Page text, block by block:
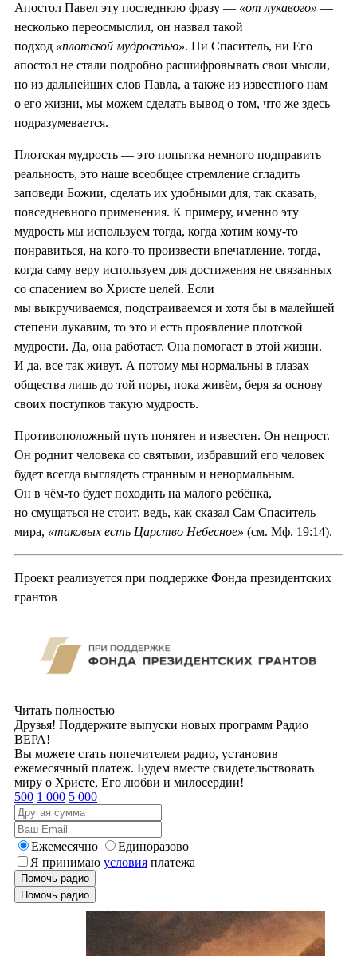
Апостол Павел эту последнюю фразу — «от лукавого» —
несколько переосмыслил, он назвал такой
подход «плотской мудростью». Ни Спаситель, ни Его
апостол не стали подробно расшифровывать свои мысли,
но из дальнейших слов Павла, а также из известного нам
о его жизни, мы можем сделать вывод о том, что же здесь
подразумевается.
Плотская мудрость — это попытка немного подправить
реальность, это наше всеобщее стремление сгладить
заповеди Божии, сделать их удобными для, так сказать,
повседневного применения. К примеру, именно эту
мудрость мы используем тогда, когда хотим кому-то
понравиться, на кого-то произвести впечатление, тогда,
когда саму веру используем для достижения не связанных
со спасением во Христе целей. Если
мы выкручиваемся, подстраиваемся и хотя бы в малейшей
степени лукавим, то это и есть проявление плотской
мудрости. Да, она работает. Она помогает в этой жизни.
И да, все так живут. А потому мы нормальны в глазах
общества лишь до той поры, пока живём, беря за основу
своих поступков такую мудрость.
Противоположный путь понятен и известен. Он непрост.
Он роднит человека со святыми, избравший его человек
будет всегда выглядеть странным и ненормальным.
Он в чём-то будет походить на малого ребёнка,
но смущаться не стоит, ведь, как сказал Сам Спаситель
мира, «таковых есть Царство Небесное» (см. Мф. 19:14).
Проект реализуется при поддержке Фонда президентских
грантов
Читать полностью
Друзья! Поддержите выпуски новых программ Радио
ВЕРА!
Вы можете стать попечителем радио, установив
ежемесячный платеж. Будем вместе свидетельствовать
миру о Христе, Его любви и милосердии!
500 1 000 5 000
Ежемесячно
Единоразово
Я принимаю условия платежа
Помочь радио
Помочь радио